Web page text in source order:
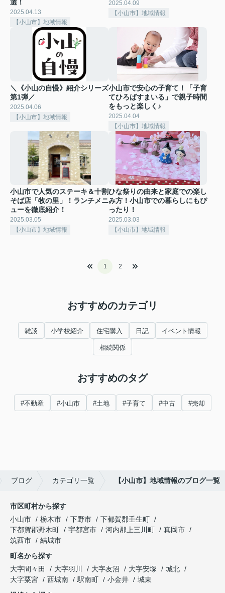
選！
2025.04.13
【小山市】地域情報
2025.04.09
【小山市】地域情報
＼《小山の自慢》紹介シリーズ
第1弾／
2025.04.06
【小山市】地域情報
小山市で安心の子育て！「子育
てひろばすまいる」で親子時間
をもっと楽しく♪
2025.04.04
【小山市】地域情報
小山市で人気のステーキ＆十割
そば店「牧の里」！ランチメニ
ューを徹底紹介！
2025.03.05
【小山市】地域情報
ひな祭りの由来と家庭での楽し
み方！小山市での暮らしにもぴ
ったり！
2025.03.03
【小山市】地域情報
1 2
おすすめのカテゴリ
雑談 小学校紹介 住宅購入 日記 イベント情報
相続関係
おすすめのタグ
#不動産 #小山市 #土地 #子育て #中古 #売却
ブログ カテゴリ一覧 【小山市】地域情報のブログ一覧
市区町村から探す
小山市
栃木市 下野市
下都賀郡壬生町
下都賀郡野木町
宇都宮市 河内郡上三川町
真岡市
筑西市
結城市
町名から探す
大字間々田
大字羽川 大字友沼 大字安塚
城北
大字粟宮
西城南 駅南町 小金井
城東